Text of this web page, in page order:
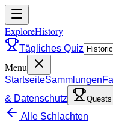
ExploreHistory
Tägliches Quiz
Menu
StartseiteSammlungen
& Datenschutz
Alle Schlachten